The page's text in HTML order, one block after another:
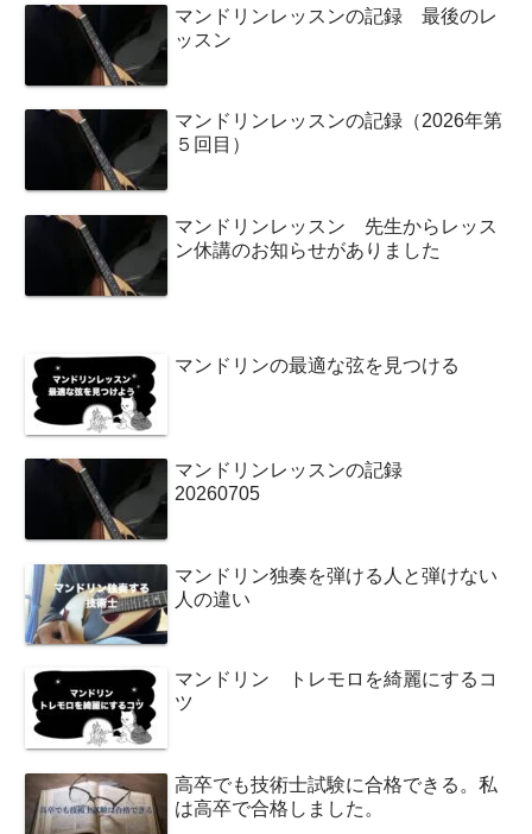
マンドリンレッスンの記録 最後のレ
ッスン
マンドリンレッスンの記録（2026年第
５回目）
マンドリンレッスン 先生からレッス
ン休講のお知らせがありました
マンドリンの最適な弦を見つける
マンドリンレッスンの記録
20260705
マンドリン独奏を弾ける人と弾けない
人の違い
マンドリン トレモロを綺麗にするコ
ツ
高卒でも技術士試験に合格できる。私
は高卒で合格しました。